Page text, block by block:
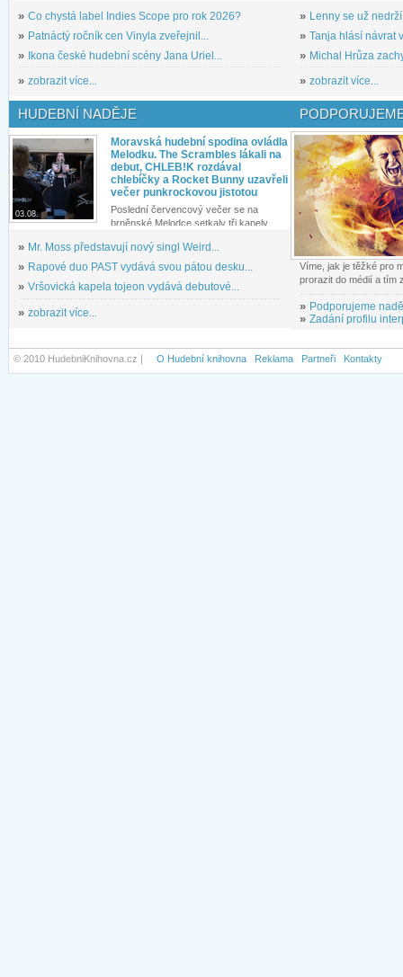
» Co chystá label Indies Scope pro rok 2026?
» Patnáctý ročník cen Vinyla zveřejnil...
»
Ikona české hudební scény Jana Uriel...
» zobrazit více...
» Lenny se už
» Tanja hlásí návrat
» Michal Hrůza
» zobrazit více...
HUDEBNÍ NADĚJE
03.08.
Moravská hudební spodina ovládla
Melodku. The Scrambles lákali na
debut, CHLEB!K rozdával
chlebíčky a Rocket Bunny uzavřeli
večer punkrockovou jistotou
Poslední červencový večer se na
brněnské Melodce setkaly tři kapely...
» Mr. Moss představují nový singl Weird...
» Rapové duo PAST vydává svou pátou desku...
» Vršovická kapela tojeon vydává debutové...
» zobrazit více...
Víme, jak je těžké pro
prorazit do médií a tím
» Podporujeme
» Zadání profilu
© 2010 HudebniKnihovna.cz | O Hudební knihovna Reklama Partneři Kontakty